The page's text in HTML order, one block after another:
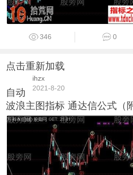
346 0
点击重新加载
ihzx
2021-8-20
自动
波浪主图指标 通达信公式（